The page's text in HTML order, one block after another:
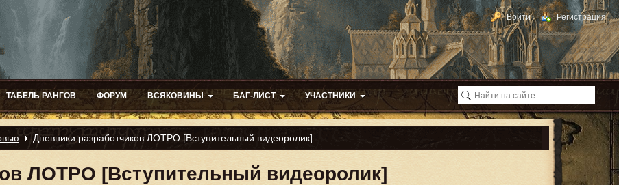
Войти Регистрация
ТАБЕЛЬ РАНГОВ ФОРУМ ВСЯКОВИНЫ БАГ-ЛИСТ УЧАСТНИКИ
Дневники разработчиков ЛОТРО [Вступительный видеоролик]
ЛОТРО [Вступительный видеоролик]